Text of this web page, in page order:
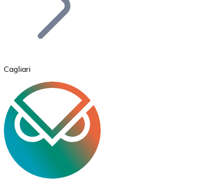
Ethereum
ETH
Cagliari